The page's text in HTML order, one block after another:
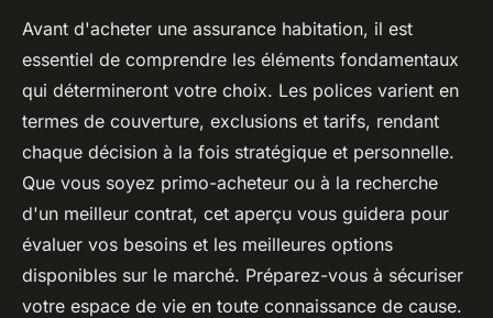
Avant d'acheter une assurance habitation, il est
essentiel de comprendre les éléments fondamentaux
qui détermineront votre choix. Les polices varient en
termes de couverture, exclusions et tarifs, rendant
chaque décision à la fois stratégique et personnelle.
Que vous soyez primo-acheteur ou à la recherche
d'un meilleur contrat, cet aperçu vous guidera pour
évaluer vos besoins et les meilleures options
disponibles sur le marché. Préparez-vous à sécuriser
votre espace de vie en toute connaissance de cause.